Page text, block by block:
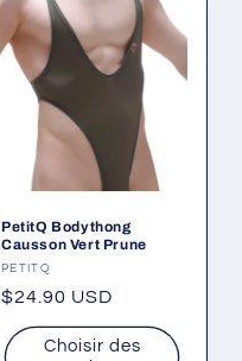
PetitQ Bodythong
Causson Vert Prune
Fournisseur :
PETITQ
Prix
habituel
$24.90 USD
Choisir des